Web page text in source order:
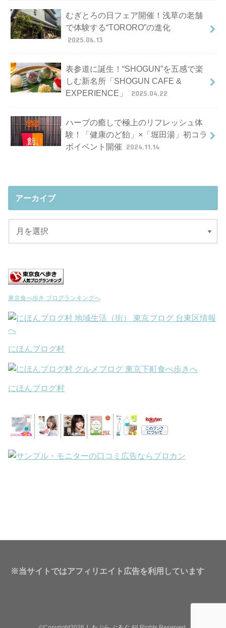
むぎとろの日フェア開催！浅草の老舗
で体験する“TORORO”の進化
2025.06.13
表参道に誕生！“SHOGUN”を五感で楽
しむ新名所「SHOGUN CAFE &
EXPERIENCE」
2025.04.22
ハーブの癒しで極上のリフレッシュ体
験！「健康のど飴」×「堀田湯」初コラ
ボイベント開催 2024.11.14
アーカイブ
東京食べ歩き ブログランキングへ
にほんブログ村
にほんブログ村
※当サイトではアフィリエイト広告を利用しています